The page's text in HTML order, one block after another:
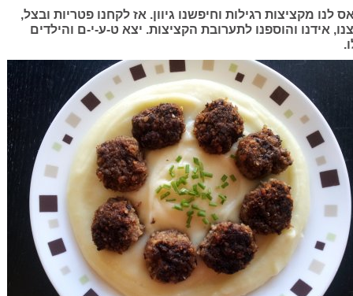
לנו מקציצות רגילות וחיפשנו גיוון. אז לקחנו פטריות ובצל,
אידנו והוספנו לתערובת הקציצות. יצא ט-ע-י-ם והילדים